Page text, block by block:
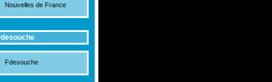
Nouvelles de France
Fdesouche